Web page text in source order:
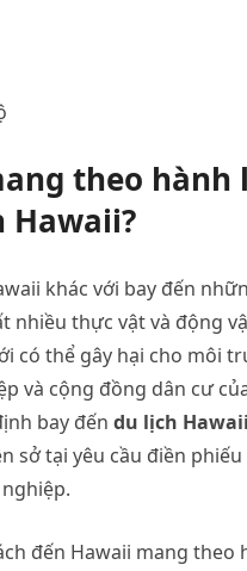
theo hành
Hawaii?
khác với bay đến
nhiều thực vật và động
có thể gây hại cho môi
và cộng đồng dân cư
bay đếndu lịch Hawaii
sở tại yêu cầu điền
đến Hawaii mang theo